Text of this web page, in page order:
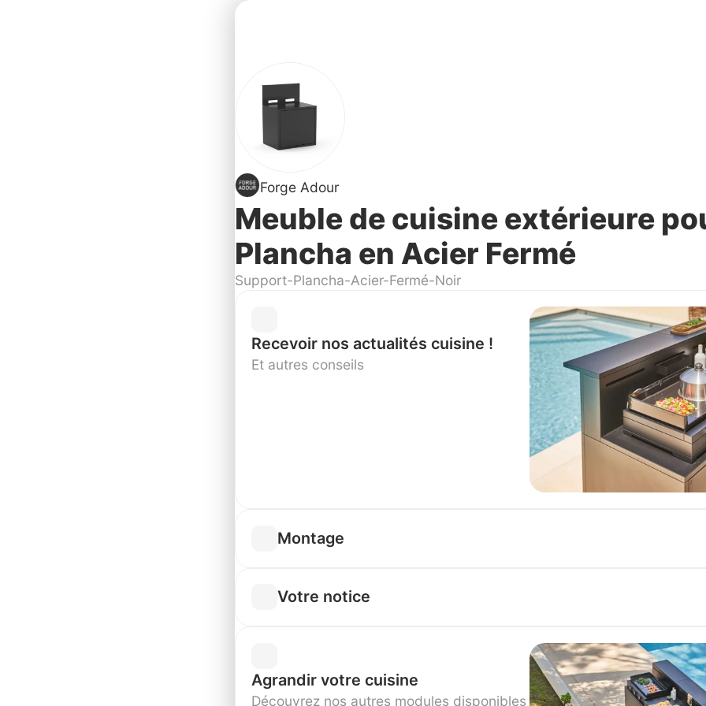
Forge Adour
Meuble de cuisine extérieure
Plancha en Acier Fermé
Support-Plancha-Acier-Fermé-Noir
Recevoir nos actualités cuisine !
Et autres conseils
Montage
Votre notice
Agrandir votre cuisine
Découvrez nos autres modules disponibles